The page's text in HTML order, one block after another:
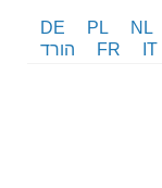
NL
PL
DE
IT
FR הורד